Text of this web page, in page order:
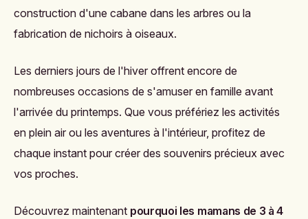
construction d'une cabane dans les arbres ou la
fabrication de nichoirs à oiseaux.
Les derniers jours de l'hiver offrent encore de
nombreuses occasions de s'amuser en famille avant
l'arrivée du printemps. Que vous préfériez les activités
en plein air ou les aventures à l'intérieur, profitez de
chaque instant pour créer des souvenirs précieux avec
vos proches.
Découvrez maintenant pourquoi les mamans de 3 à 4